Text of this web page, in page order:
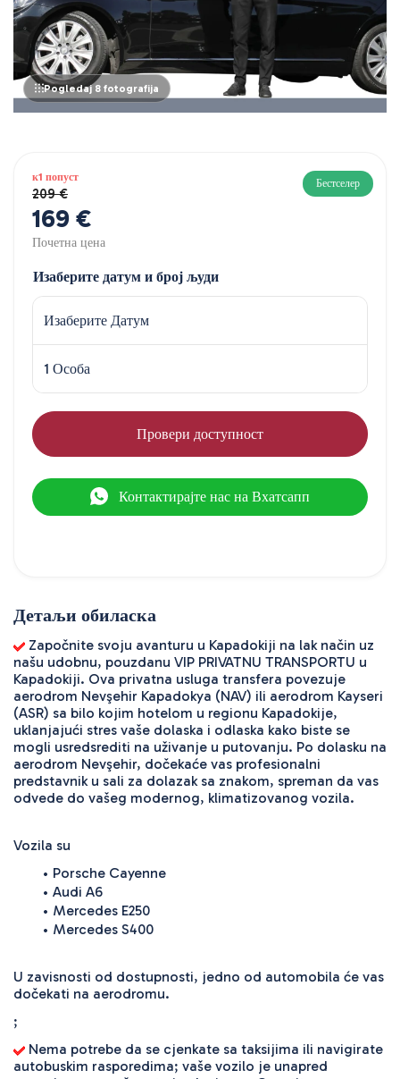
Pogledaj 8 fotografija
Бестселер
к1 попуст
209 €
169 €
Почетна цена
Изаберите датум и број људи
Изаберите Датум
1 Особа
Провери доступност
Контактирајте нас на Вхатсапп
Детаљи обиласка
Započnite svoju avanturu u Kapadokiji na lak način uz
našu udobnu, pouzdanu VIP PRIVATNU TRANSPORTU u
Kapadokiji. Ova privatna usluga transfera povezuje
aerodrom Nevşehir Kapadokya (NAV) ili aerodrom Kayseri
(ASR) sa bilo kojim hotelom u regionu Kapadokije,
uklanjajući stres vaše dolaska i odlaska kako biste se
mogli usredsrediti na uživanje u putovanju. Po dolasku na
aerodrom Nevşehir, dočekaće vas profesionalni
predstavnik u sali za dolazak sa znakom, spreman da vas
odvede do vašeg modernog, klimatizovanog vozila.
Vozila su
Porsche Cayenne
Audi A6
Mercedes E250
Mercedes S400
U zavisnosti od dostupnosti, jedno od automobila će vas
dočekati na aerodromu.
;
Nema potrebe da se cjenkate sa taksijima ili navigirate
autobuskim rasporedima; vaše vozilo je unapred